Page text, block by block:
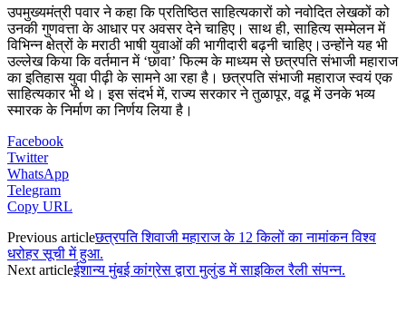
उपमुख्यमंत्री पवार ने कहा कि प्रतिष्ठित साहित्यकारों को नवोदित लेखकों को
उनकी गुणवत्ता के आधार पर अवसर देने चाहिए। साथ ही, साहित्य सम्मेलन में
विभिन्न क्षेत्रों के मराठी भाषी युवाओं की भागीदारी बढ़नी चाहिए।उन्होंने यह भी
उल्लेख किया कि वर्तमान में ‘छावा’ फिल्म के माध्यम से छत्रपति संभाजी महाराज
का इतिहास युवा पीढ़ी के सामने आ रहा है। छत्रपति संभाजी महाराज स्वयं एक
साहित्यकार भी थे। इस संदर्भ में, राज्य सरकार ने तुळापूर, वढू में उनके भव्य
स्मारक के निर्माण का निर्णय लिया है।
Facebook
Twitter
WhatsApp
Telegram
Copy URL
Previous articleछत्रपति शिवाजी महाराज के 12 किलों का नामांकन विश्व
धरोहर सूची में हुआ.
Next articleईशान्य मुंबई कांग्रेस द्वारा मुलुंड में साइकिल रैली संपन्न.